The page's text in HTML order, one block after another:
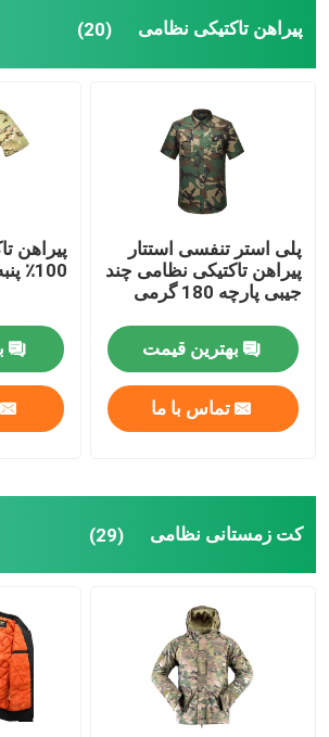
پیراهن تاکتیکی نظامی (20)
پلی استر تنفسی استتار
پیراهن تاکتیکی نظامی چند
جیبی پارچه 180 گرمی
بهترین قیمت
تماس با ما
پیراهن
100٪ پنبه
کت زمستانی نظامی (29)